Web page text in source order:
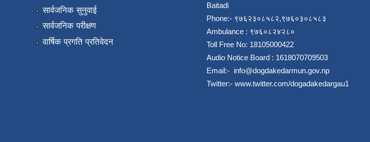
सार्वजनिक सुनुवाई
सार्वजनिक परीक्षण
वार्षिक प्रगति प्रतिवेदन
Baitadi
Phone:- ९७६२३०८५८२,९७६०३०८५८३
Ambulance : ९७६०८२४२८०
Toll Free No: 18105000422
Audio Notice Board : 1618070709503
Email:- info@dogdakedarmun.gov.np
Twitter:- www.twitter.com/dogadakedargau1